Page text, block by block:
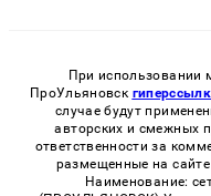
При использовании
ПроУльяновск
случае будут
авторских и смежных
ответственности за
размещенные на
Наименование: